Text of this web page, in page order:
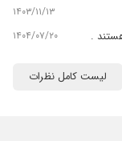
۱۴۰۳/۱۱/۱۳
. ۱۴۰۴/۰۷/۲۰
۱۴۰۲/۰۷/۲۶
لیست کامل نظرات